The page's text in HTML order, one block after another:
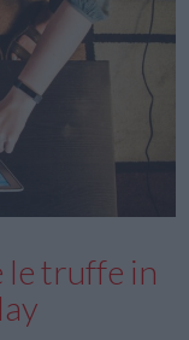
le truffe in